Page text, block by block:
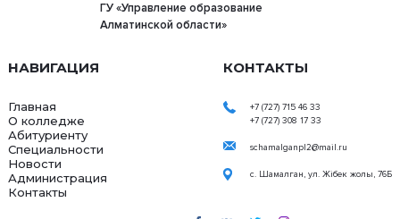
ГУ «Управление образование
Алматинской области»
НАВИГАЦИЯ
Главная
О колледже
Абитуриенту
Специальности
Новости
Администрация
Контакты
КОНТАКТЫ
+7 (727) 715 46 33
+7 (727) 308 17 33
schamalganpl2@mail.ru
с. Шамалган, ул. Жібек жолы, 76Б